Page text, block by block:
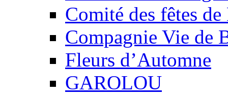
Comité des fêtes
Compagnie Vie de
Fleurs d’Automne
GAROLOU